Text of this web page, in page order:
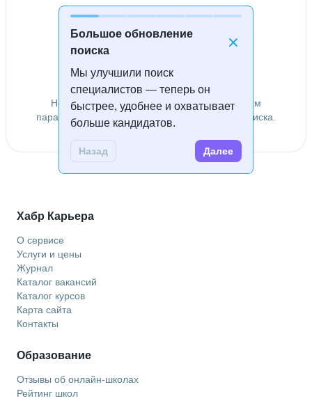
Большое обновление
поиска
Мы улучшили поиск
специалистов — теперь он
быстрее, удобнее и охватывает
больше кандидатов.
Назад Далее
Специалисты не найдены
Не удалось найти специалистов по заданным
параметрам. Попробуйте изменить условия поиска.
Хабр Карьера
О сервисе
Услуги и цены
Журнал
Каталог вакансий
Каталог курсов
Карта сайта
Контакты
Образование
Отзывы об онлайн-школах
Рейтинг школ